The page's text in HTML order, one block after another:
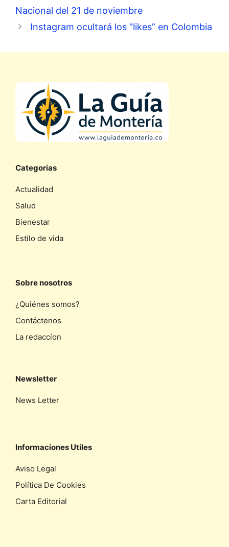
Nacional del 21 de noviembre
Instagram ocultará los “likes” en Colombia
Categorias
Actualidad
Salud
Bienestar
Estilo de vida
Sobre nosotros
¿Quiénes somos?
Contáctenos
La redaccíon
Newsletter
News Letter
Informaciones Utiles
Aviso Legal
Política De Cookies
Carta Editorial